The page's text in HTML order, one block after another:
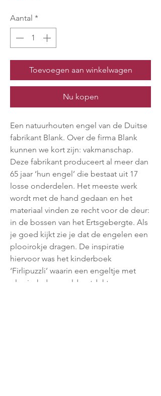
Aantal *
Toevoegen aan winkelwagen
Nu kopen
Een natuurhouten engel van de Duitse
fabrikant Blank. Over de firma Blank
kunnen we kort zijn: vakmanschap.
Deze fabrikant produceert al meer dan
65 jaar ‘hun engel’ die bestaat uit 17
losse onderdelen. Het meeste werk
wordt met de hand gedaan en het
materiaal vinden ze recht voor de deur:
in de bossen van het Ertsgebergte. Als
je goed kijkt zie je dat de engelen een
plooirokje dragen. De inspiratie
hiervoor was het kinderboek
‘Firlipuzzli’ waarin een engeltje met
plooirok de wereld ontdekt.